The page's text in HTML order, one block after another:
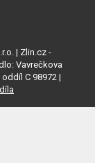
| Zlin.cz -
Vavrečkova
C 98972 |